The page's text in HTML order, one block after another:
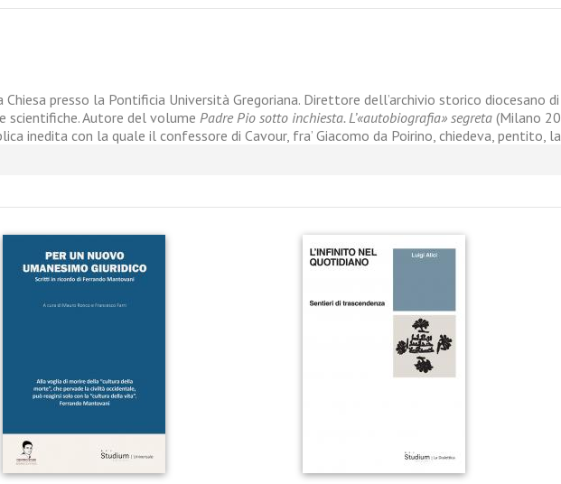
presso la Pontificia Università Gregoriana. Direttore dell’archivio storico diocesano
scientifiche. Autore del volume Padre Pio sotto inchiesta. L’«autobiografia» segreta (Milano
inedita con la quale il confessore di Cavour, fra’ Giacomo da Poirino, chiedeva, pentito,